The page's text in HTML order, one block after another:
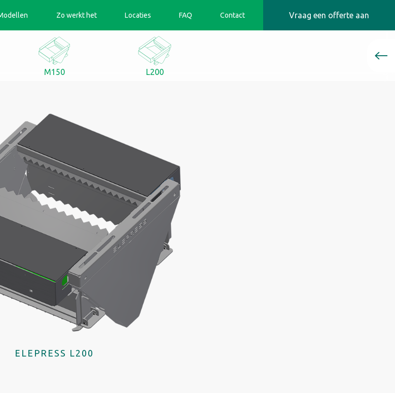
Zo werkt het Locaties FAQ Contact Vraag een offerte aan
M150 L200
ELEPRESS L200